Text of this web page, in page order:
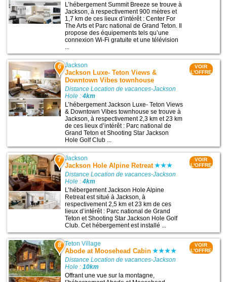
L’hébergement Summit Breeze se trouve à
Jackson, à respectivement 900 mètres et
1,7 km de ces lieux d’intérêt : Center For
The Arts et Parc national de Grand Teton. Il
propose des équipements tels qu’une
connexion Wi-Fi gratuite et une télévision
6 Jackson
Jackson Luxe- Teton Views &
Downtown Vibes townhouse
Distance Location de vacances-Jackson
Hole :4km
L’hébergement Jackson Luxe- Teton Views
& Downtown Vibes townhouse se trouve à
Jackson, à respectivement 2,3 km et 23 km
de ces lieux d’intérêt : Parc national de
Grand Teton et Shooting Star Jackson
Hole Golf Club ...
VOIR
L'OFFRE
7 Jackson
Jackson Hole Alpine Retreat
Distance Location de vacances-Jackson
Hole :4km
L’hébergement Jackson Hole Alpine
Retreat est situé à Jackson, à
respectivement 2,5 km et 23 km de ces
lieux d’intérêt : Parc national de Grand
Teton et Shooting Star Jackson Hole Golf
Club. Cet hébergement est installé ...
VOIR
L'OFFRE
8 Teton Village
Abode at Moosehead Cabin
Distance Location de vacances-Jackson
Hole :10km
Offrant une vue sur la montagne,
VOIR
L'OFFRE